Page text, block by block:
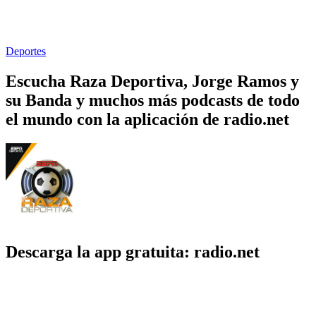
Deportes
Escucha Raza Deportiva, Jorge Ramos y
su Banda y muchos más podcasts de todo
el mundo con la aplicación de radio.net
Descarga la app gratuita: radio.net